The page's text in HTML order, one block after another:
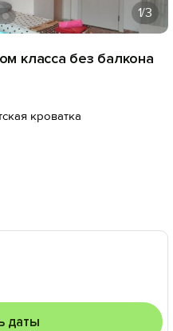
1/3
класса без балкона
кроватка
даты